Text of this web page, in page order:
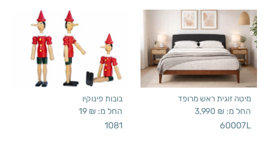
מיטה זוגית ראש מרופד
החל מ: 3,990 ₪
60007L
בובות פינוקיו
החל מ: 19 ₪
1081